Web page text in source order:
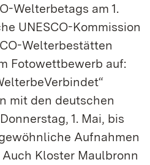
Welterbetags am 1.
UNESCO-Kommission
Welterbestätten
Fotowettbewerb auf:
mit den deutschen
1. Mai, bis
Aufnahmen
Kloster Maulbronn